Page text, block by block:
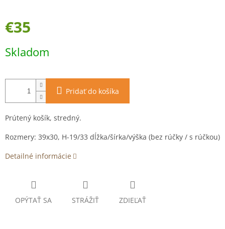
€35
cena:
Skladom
Pridať do košíka
Prútený košík, stredný.
Rozmery: 39x30, H-19/33 dĺžka/šírka/výška (bez rúčky / s rúčkou)
Detailné informácie
OPÝTAŤ SA STRÁŽIŤ ZDIEĽAŤ